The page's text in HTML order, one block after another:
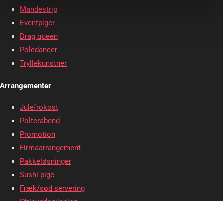
Mandestrip
Eventpiger
Drag queen
Poledancer
Tryllekunstner
Arrangementer
Julefrokost
Polterabend
Promotion
Firmaarrangement
Pakkeløsninger
Sushi pige
Fræk/sød servering